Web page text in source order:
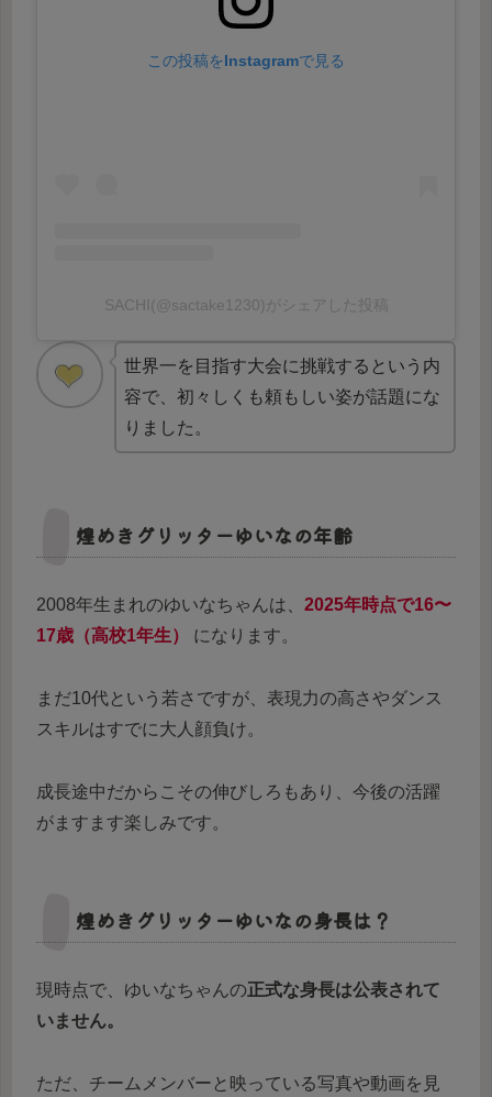
この投稿をInstagramで見る
SACHI(@sactake1230)がシェアした投稿
世界一を目指す大会に挑戦するという内
容で、初々しくも頼もしい姿が話題にな
りました。
煌めきグリッターゆいなの年齢
2008年生まれのゆいなちゃんは、 2025年時点で16〜
17歳（高校1年生）
になります。
まだ10代という若さですが、表現力の高さやダンス
スキルはすでに大人顔負け。
成長途中だからこその伸びしろもあり、今後の活躍
がますます楽しみです。
煌めきグリッターゆいなの身長は？
現時点で、ゆいなちゃんの正式な身長は公表されて
いません。
ただ、チームメンバーと映っている写真や動画を見